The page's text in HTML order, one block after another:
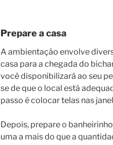
Prepare a casa
A ambientação envolve
casa para a chegada do
você disponibilizará ao seu
se de que o local está
passo é colocar telas nas
Depois, prepare o
uma a mais do que a